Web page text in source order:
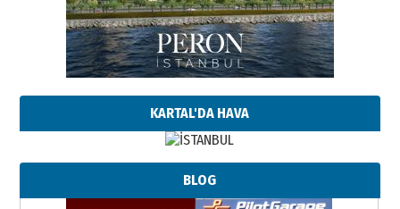
KARTAL'DA HAVA
BLOG